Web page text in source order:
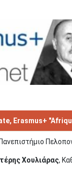
Erasmus+
Χουλιάρας,